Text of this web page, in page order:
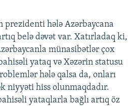
hələ Azərbaycana
belə dəvət var. Xatırladaq ki,
münasibətlər çox
yataq və Xəzərin statusu
hələ qalsa da, onları
niyyəti hiss olunmaqdadır.
yataqlarla bağlı artıq öz